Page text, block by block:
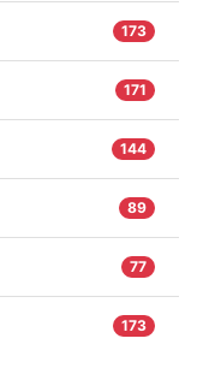
173
171
144
89
77
173